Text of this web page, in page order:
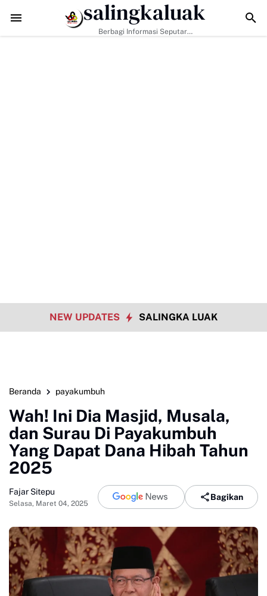
Tantangan Era Digital, Arisal Aziz Ajak Masyarakat Perkuat
salingkaluak
Berbagi Informasi Seputar
NEW UPDATES SALINGKA LUAK
Beranda payakumbuh
Wah! Ini Dia Masjid, Musala,
dan Surau Di Payakumbuh
Yang Dapat Dana Hibah Tahun
2025
Fajar Sitepu
Selasa, Maret 04, 2025
Bagikan